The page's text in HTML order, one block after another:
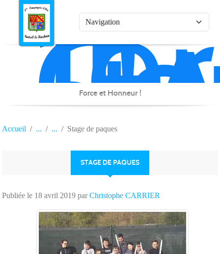
de
Force et Honneur !
Accueil Stage de paques
STAGE DE PAQUES
Publiée le 18 avril 2019 parChristophe CARRIER
Panneau de gestion des cookies